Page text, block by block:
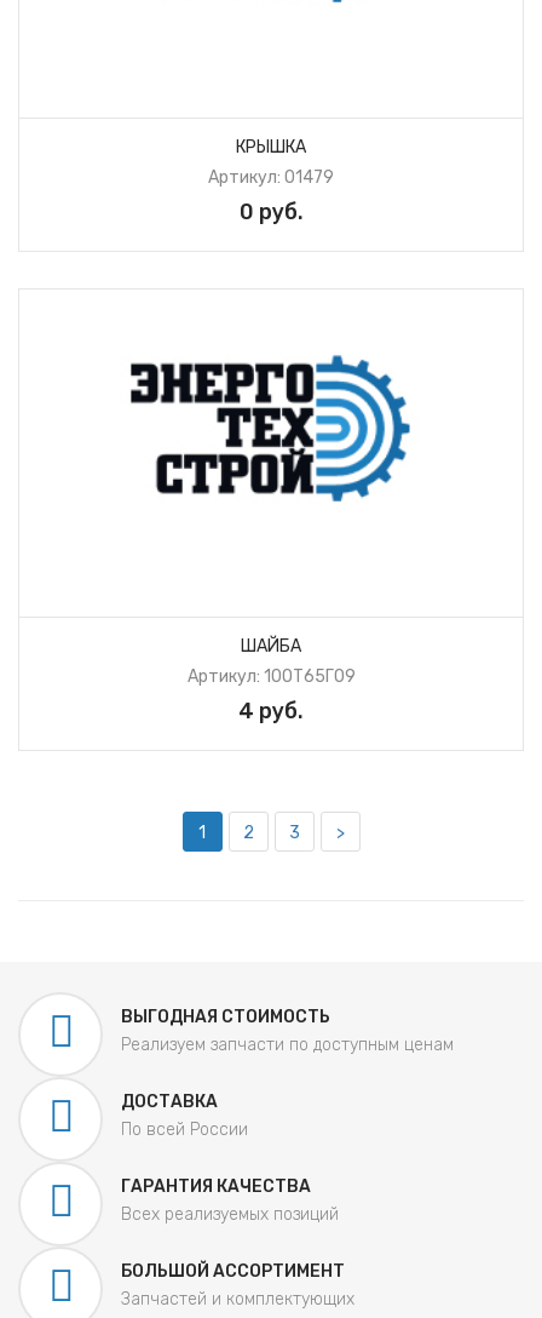
КРЫШКА
Артикул: 01479
0 руб.
ШАЙБА
Артикул: 10ОТ65Г09
4 руб.
1 2 3 >
ВЫГОДНАЯ СТОИМОСТЬ
Реализуем запчасти по доступным ценам
ДОСТАВКА
По всей России
ГАРАНТИЯ КАЧЕСТВА
Всех реализуемых позиций
БОЛЬШОЙ АССОРТИМЕНТ
Запчастей и комплектующих